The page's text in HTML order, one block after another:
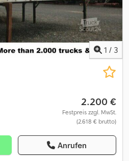
1 / 3
2.200 €
Festpreis zzgl. MwSt.
(2.618 € brutto)
Anrufen